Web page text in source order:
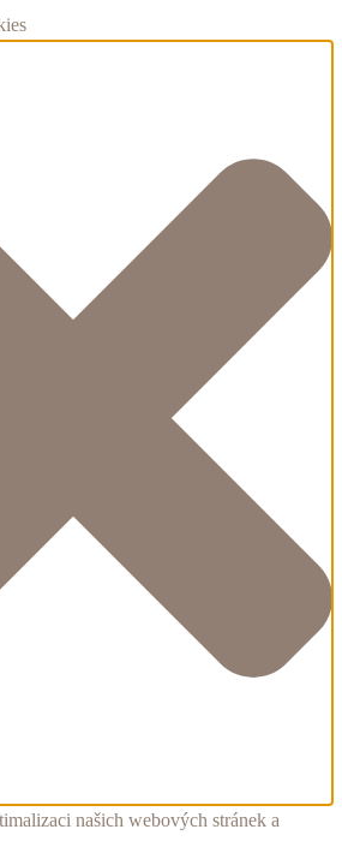
našich webových stránek a